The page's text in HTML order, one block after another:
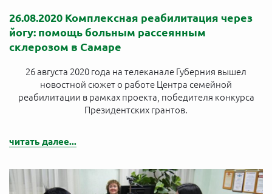
26.08.2020 Комплексная реабилитация через
йогу: помощь больным рассеянным
склерозом в Самаре
26 августа 2020 года на телеканале Губерния вышел
новостной сюжет о работе Центра семейной
реабилитации в рамках проекта, победителя конкурса
Президентских грантов.
читать далее...